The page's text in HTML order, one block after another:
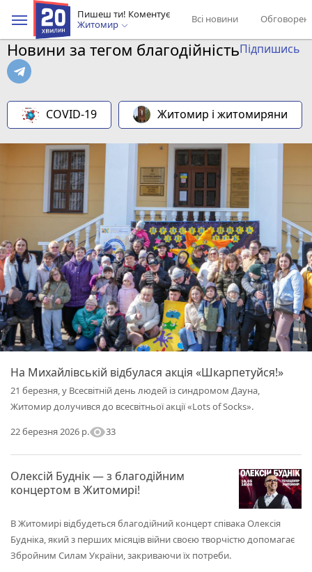
Пишеш ти! Коментує
Житомир
Всі новини
Новини за тегом благодійністьПідпишись
COVID-19 Житомир і житомиряни
На Михайлівській відбулася акція «Шкарпетуйся!»
21 березня, у Всесвітній день людей із синдромом Дауна,
Житомир долучився до всесвітньої акції «Lots of Socks».
22 березня 2026 р.visibility33
Олексій Буднік — з благодійним
концертом в Житомирі!
В Житомирі відбудеться благодійний концерт співака Олексія
Будніка, який з перших місяців війни своєю творчістю допомагає
Збройним Силам України, закриваючи їх потреби.